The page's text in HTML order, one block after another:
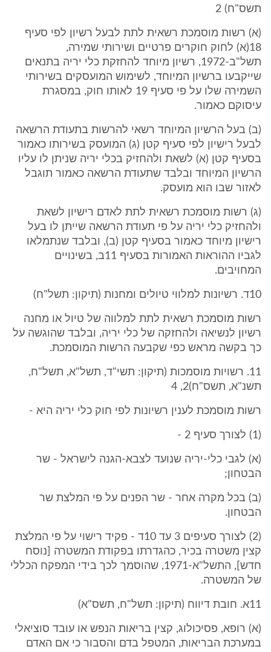
תשס"ח) 2
(א) רשות מוסמכת רשאית לתת לבעל רשיון לפי סעיף
18(א) לחוק חוקרים פרטיים ושירותי שמירה,
תשל"ב-1972, רשיון מיוחד להחזקת כלי יריה בתנאים
שייקבעו ברשיון המיוחד, לשימוש המועסקים בשירותי
השמירה שלו על פי סעיף 19 לאותו חוק, במסגרת
עיסוקם כאמור.
(ב) בעל הרשיון המיוחד רשאי להרשות בתעודת הרשאה
לבעל רישיון לפי סעיף קטן (ג) המועסק בשירותו כאמור
בסעיף קטן (א) לשאת ולהחזיק בכלי יריה שניתן לו עליו
הרשיון המיוחד ובלבד שתעודת הרשאה כאמור תוגבל
לאזור שבו הוא מועסק.
(ג) רשות מוסמכת רשאית לתת לאדם רישיון לשאת
ולהחזיק כלי יריה על פי תעודת הרשאה שייתן לו בעל
רישיון מיוחד כאמור בסעיף קטן (ב), ובלבד שנתמלאו
לגביו ההוראות האמורות בסעיף 11ב, בשינויים
המחויבים.
10ד. רשיונות למלווי טיולים ומחנות (תיקון: תשל"ח)
רשות מוסמכת רשאית לתת למלווה של טיול או מחנה
רשיון לנשיאה ולהחזקה של כלי יריה, ובלבד שהוגשה על
כך בקשה מראש כפי שקבעה הרשות המוסמכת.
11. רשויות מוסמכות (תיקון: תשי"ד, תשל"א, תשל"ח,
תשנ"א, תשס"ח)2, 4
רשות מוסמכת לענין רשיונות לפי חוק כלי יריה היא -
(1) לצורך סעיף 2 -
(א) לגבי כלי-יריה שנועד לצבא-הגנה לישראל - שר
הבטחון;
(ב) בכל מקרה אחר - שר הפנים על פי המלצת שר
הבטחון.
(2) לצורך סעיפים 3 עד 10ד - פקיד רישוי על פי המלצת
קצין משטרה בכיר, כהגדרתו בפקודת המשטרה [נוסח
חדש], התשל"א-1971, שהוסמך לכך בידי המפקח הכללי
של המשטרה.
11א. חובת דיווח (תיקון: תשל"ח, תשס"א)
(א) רופא, פסיכולוג, קצין בריאות הנפש או עובד סוציאלי
במערכת הבריאות, המטפל בדם והסבור כי אם האדם